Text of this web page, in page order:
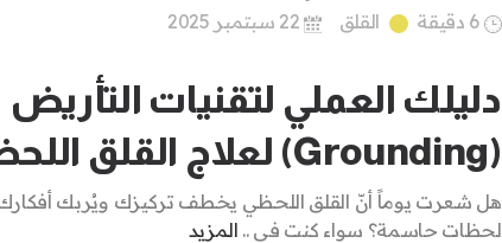
6 دقيقة
القلق 22 سبتمبر 2025
دليلك العملي لتقنيات التأريض
(Grounding) لعلاج القلق اللحظي
هل شعرت يوماً أنّ القلق اللحظي يخطف تركيزك ويُربك
لحظات حاسمة؟ سواء كنت في .. المزيد